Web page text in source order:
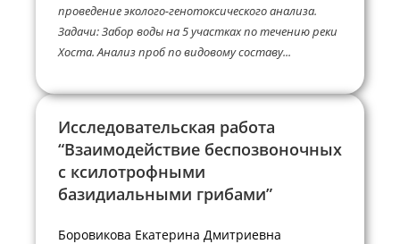
проведение эколого-генотоксического анализа.
Задачи: Забор воды на 5 участках по течению реки
Хоста. Анализ проб по видовому составу...
Исследовательская работа
“Взаимодействие беспозвоночных
с ксилотрофными
базидиальными грибами”
Боровикова Екатерина Дмитриевна